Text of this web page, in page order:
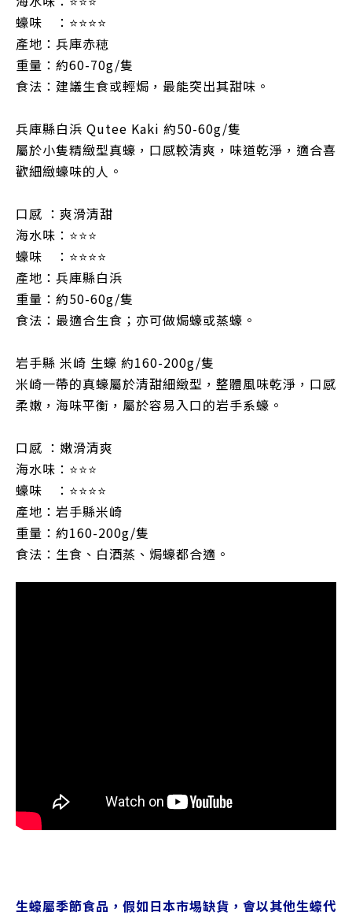
蠔味 ：⭐⭐⭐⭐
產地：兵庫赤穂
重量：約60-70g/隻
食法：建議生食或輕焗，最能突出其甜味。
兵庫縣白浜 Qutee Kaki 約50-60g/隻
屬於小隻精緻型真蠔，口感較清爽，味道乾淨，適合喜
歡細緻蠔味的人。
口感 ：爽滑清甜
海水味：⭐⭐⭐
蠔味 ：⭐⭐⭐⭐
產地：兵庫縣白浜
重量：約50-60g/隻
食法：最適合生食；亦可做焗蠔或蒸蠔。
岩手縣 米崎 生蠔 約160-200g/隻
米崎一帶的真蠔屬於清甜細緻型，整體風味乾淨，口感
柔嫩，海味平衡，屬於容易入口的岩手系蠔。
口感 ：嫩滑清爽
海水味：⭐⭐⭐
蠔味 ：⭐⭐⭐⭐
產地：岩手縣米崎
重量：約160-200g/隻
食法：生食、白酒蒸、焗蠔都合適。
生蠔屬季節食品，假如日本市埸缺貨，會以其他生蠔代